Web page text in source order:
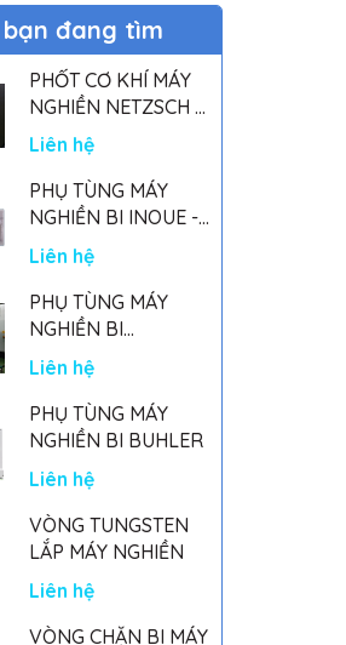
đang tìm
PHỐT CƠ KHÍ MÁY
NGHIỀN NETZSCH -
GERMANY
Liên hệ
PHỤ TÙNG MÁY
NGHIỀN BI INOUE -
PARTS FOR MHGII-
50 MIGHTY MILL
MARK II
Liên hệ
PHỤ TÙNG MÁY
NGHIỀN BI
NETSZCH
Liên hệ
PHỤ TÙNG MÁY
NGHIỀN BI BUHLER
Liên hệ
VÒNG TUNGSTEN
LẮP MÁY NGHIỀN
Liên hệ
VÒNG CHẶN BI MÁY